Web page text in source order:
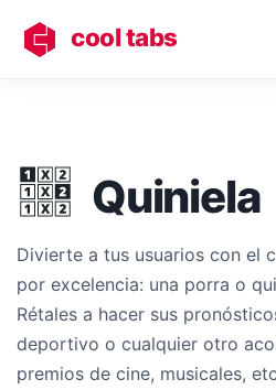
cool tabs
Quiniela
Divierte a tus usuarios con el
por excelencia: una porra o
Rétales a hacer sus
deportivo o cualquier otro
premios de cine, musicales,